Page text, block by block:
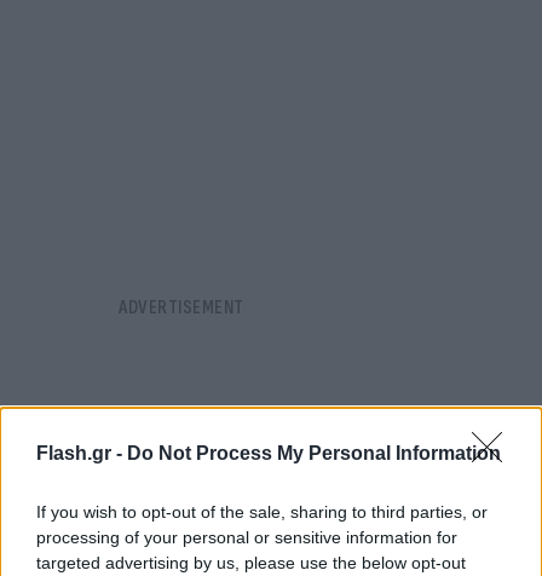
Flash.gr - Do Not Process My Personal Information
If you wish to opt-out of the sale, sharing to third parties, or
processing of your personal or sensitive information for
targeted advertising by us, please use the below opt-out